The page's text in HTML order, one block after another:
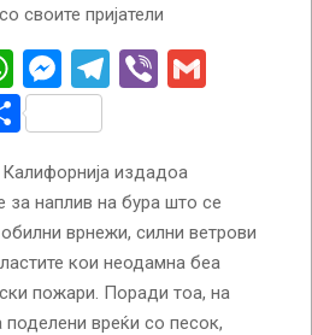
своите пријатели
WhatsApp
Messenger
Telegram
Viber
Share
издадоа
за наплив на бура што се
врнежи, силни ветрови
кои неодамна беа
пожари. Поради тоа, на
поделени вреќи со песок,